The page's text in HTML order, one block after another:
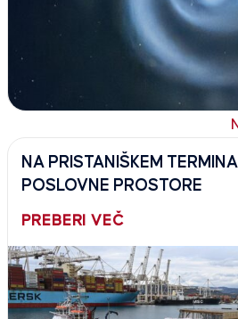
NA PRISTANIŠKEM
POSLOVNE PROSTORE
PREBERI VEČ